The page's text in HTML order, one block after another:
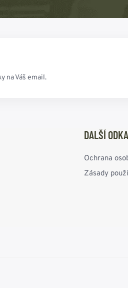
na Váš email.
DALŠÍ
Ochrana
Zásady